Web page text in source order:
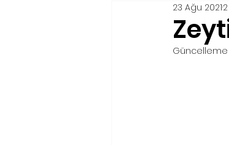
23 Ağu 2021
Güncelleme